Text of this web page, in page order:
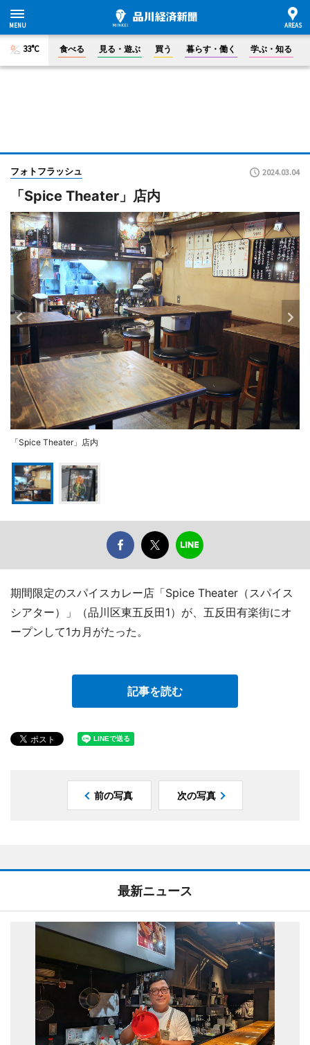
33°C 食べる 見る・遊ぶ 買う 暮らす・働く 学ぶ・知る
フォトフラッシュ 2024.03.04
「Spice Theater」店内
「Spice Theater」店内
期間限定のスパイスカレー店「Spice Theater（スパイス
シアター）」（品川区東五反田1）が、五反田有楽街にオ
ープンして1カ月がたった。
記事を読む
前の写真 次の写真
最新ニュース